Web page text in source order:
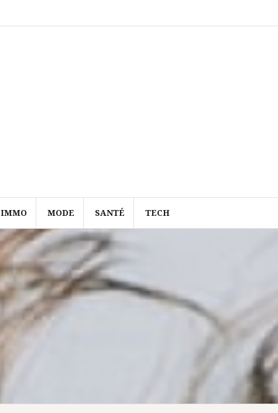
IMMO MODE SANTÉ TECH